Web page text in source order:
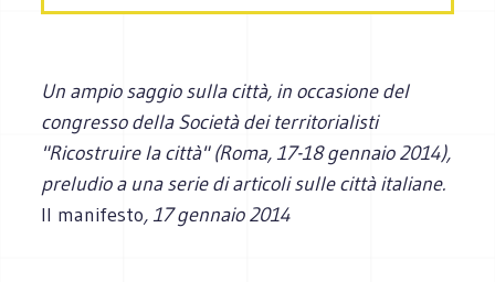
Un ampio saggio sulla città, in occasione del
congresso della Società dei territorialisti
"Ricostruire la città" (Roma, 17-18 gennaio 2014),
preludio a una serie di articoli sulle città italiane.
Il manifesto, 17 gennaio 2014